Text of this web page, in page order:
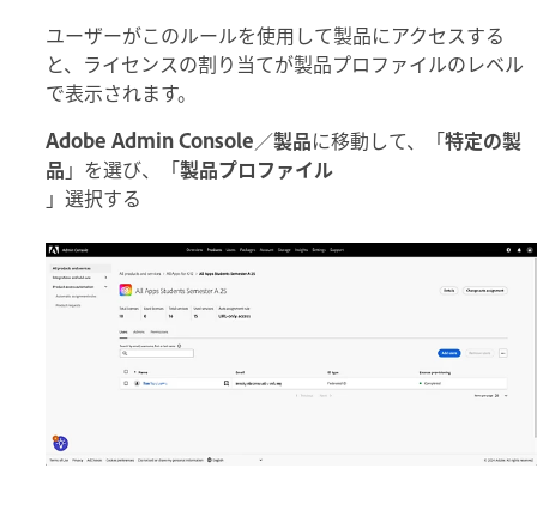
ユーザーがこのルールを使用して製品にアクセスする
と、ライセンスの割り当てが製品プロファイルのレベル
で表示されます。
Adobe Admin Console／製品に移動して、「特定の製
品 」を選び、「製品プロファイル
」選択する